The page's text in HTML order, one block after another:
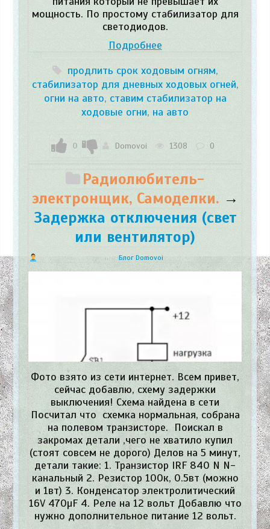
мощность. По простому стабилизатор для
светодиодов.
Подробнее
продлить срок ходовым огням,
стабилизатор для дневных ходовых огней,
огни на авто, ставим стабилизатор на
ходовые огни, на авто
0 Domovoi 1308 0
Радиолюбитель-
электронщик, Самоделки.→
Задержка отключения (свет
или вентилятор)
Блог Domovoi
Фото взято из сети интернет. Всем привет,
сейчас добавлю, схему задержки
выключения! Схема найдена в сети
Посчитал что схемка нормальная, собрана
на полевом транзисторе. Поискал в
закромах детали ,чего не хватило купил
(стоят совсем не дорого) Делов на 5 минут,
детали такие: 1. Транзистор IRF 840 N N-
канальный 2. Резистор 100к, 0.5вт (можно
и 1вт) 3. Конденсатор электролитический
16V 470µF 4. Реле на 12 вольт Добавлю что
нужно дополнительное питание 12 вольт.